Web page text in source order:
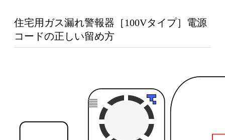
住宅用ガス漏れ警報器［100Vタイプ］電源
コードの正しい留め方